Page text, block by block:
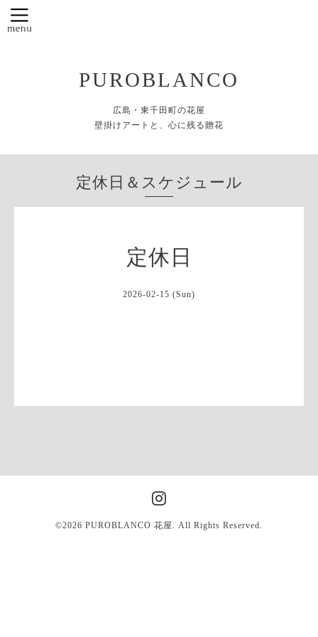
PUROBLANCO
広島・東千田町の花屋
壁掛けアートと、心に残る贈花
定休日＆スケジュール
定休日
2026-02-15 (Sun)
©2026 PUROBLANCO 花屋 . All Rights Reserved.